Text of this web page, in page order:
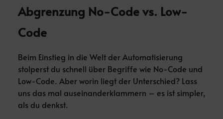
Abgrenzung No-Code vs. Low-
Code
Beim Einstieg in die Welt der Automatisierung
stolperst du schnell über Begriffe wie No-Code und
Low-Code. Aber worin liegt der Unterschied? Lass
uns das mal auseinanderklammern – es ist simpler,
als du denkst.